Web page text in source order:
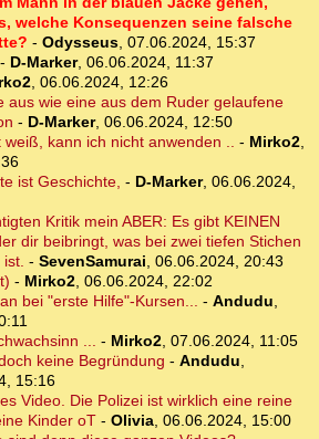
welche Konsequenzen seine falsche
- Odysseus, 07.06.2024, 15:37
- D-Marker, 06.06.2024, 11:37
, 06.06.2024, 12:26
aus wie eine aus dem Ruder gelaufene
- D-Marker, 06.06.2024, 12:50
weiß, kann ich nicht anwenden .. - Mirko2,
ist Geschichte, - D-Marker, 06.06.2024,
Kritik mein ABER: Es gibt KEINEN
dir beibringt, was bei zwei tiefen Stichen
ist. - SevenSamurai, 06.06.2024, 20:43
- Mirko2, 06.06.2024, 22:02
bei "erste Hilfe"-Kursen... - Andudu,
... - Mirko2, 07.06.2024, 11:05
keine Begründung - Andudu,
15:16
Video. Die Polizei ist wirklich eine reine
Kinder oT - Olivia, 06.06.2024, 15:00